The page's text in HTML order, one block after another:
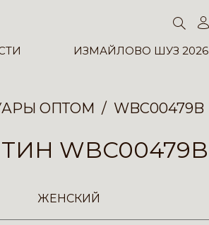
ИЗМАЙЛОВО ШУЗ 2026
ОПТОМ WBC00479B
WBC00479B
ЖЕНСКИЙ